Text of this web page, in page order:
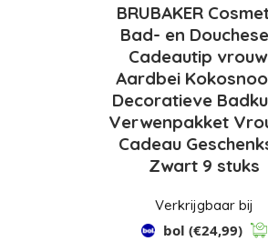
BRUBAKER
Bad- en
Cadeautip
Aardbei
Decoratieve
Verwenpakket
Cadeau
Zwart 9 stuks
Verkrijgbaar bij
bol (€24,99)